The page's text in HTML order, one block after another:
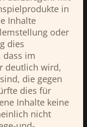
in
Inhalte
oder
dies
dass im
deutlich wird,
die gegen
dies für
Inhalte keine
nicht